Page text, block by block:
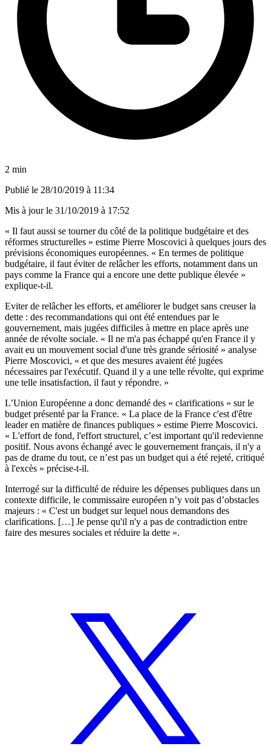
2 min
Publié le 28/10/2019 à 11:34
Mis à jour le 31/10/2019 à 17:52
« Il faut aussi se tourner du côté de la politique budgétaire et des
réformes structurelles » estime Pierre Moscovici à quelques jours des
prévisions économiques européennes. « En termes de politique
budgétaire, il faut éviter de relâcher les efforts, notamment dans un
pays comme la France qui a encore une dette publique élevée »
explique-t-il.
Eviter de relâcher les efforts, et améliorer le budget sans creuser la
dette : des recommandations qui ont été entendues par le
gouvernement, mais jugées difficiles à mettre en place après une
année de révolte sociale. « Il ne m'a pas échappé qu'en France il y
avait eu un mouvement social d'une très grande sériosité » analyse
Pierre Moscovici, « et que des mesures avaient été jugées
nécessaires par l'exécutif. Quand il y a une telle révolte, qui exprime
une telle insatisfaction, il faut y répondre. »
L’Union Européenne a donc demandé des « clarifications » sur le
budget présenté par la France. « La place de la France c'est d'être
leader en matière de finances publiques » estime Pierre Moscovici.
« L'effort de fond, l'effort structurel, c’est important qu'il redevienne
positif. Nous avons échangé avec le gouvernement français, il n'y a
pas de drame du tout, ce n’est pas un budget qui a été rejeté, critiqué
à l'excès » précise-t-il.
Interrogé sur la difficulté de réduire les dépenses publiques dans un
contexte difficile, le commissaire européen n’y voit pas d’obstacles
majeurs : « C'est un budget sur lequel nous demandons des
clarifications. […] Je pense qu'il n'y a pas de contradiction entre
faire des mesures sociales et réduire la dette ».